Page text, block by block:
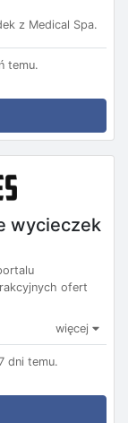
z Medical Spa.
temu.
wycieczek
ofert
więcej
dni temu.